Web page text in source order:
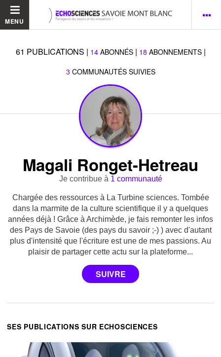
MENU
61 PUBLICATIONS | 14 ABONNÉS | 18 ABONNEMENTS |
3 COMMUNAUTÉS SUIVIES
Magali Ronget-Hetreau
Je contribue à 1 communauté
Chargée des ressources à La Turbine sciences. Tombée
dans la marmite de la culture scientifique il y a quelques
années déjà ! Grâce à Archimède, je fais remonter les infos
des Pays de Savoie (des pays du savoir ;-) ) avec d'autant
plus d'intensité que l'écriture est une de mes passions. Au
plaisir de partager cette actu sur la plateforme...
SES PUBLICATIONS SUR ECHOSCIENCES